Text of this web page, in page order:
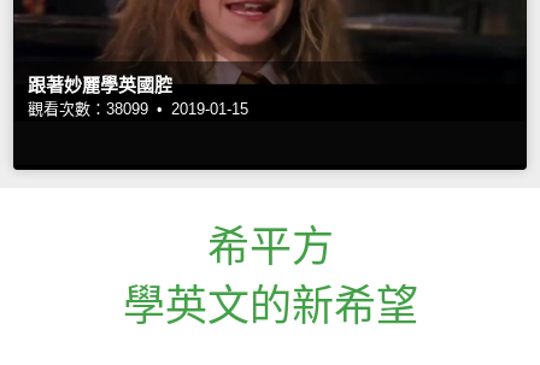
跟著妙麗學英國腔
觀看次數：38099 • 2019-01-15
希平方
學英文的新希望